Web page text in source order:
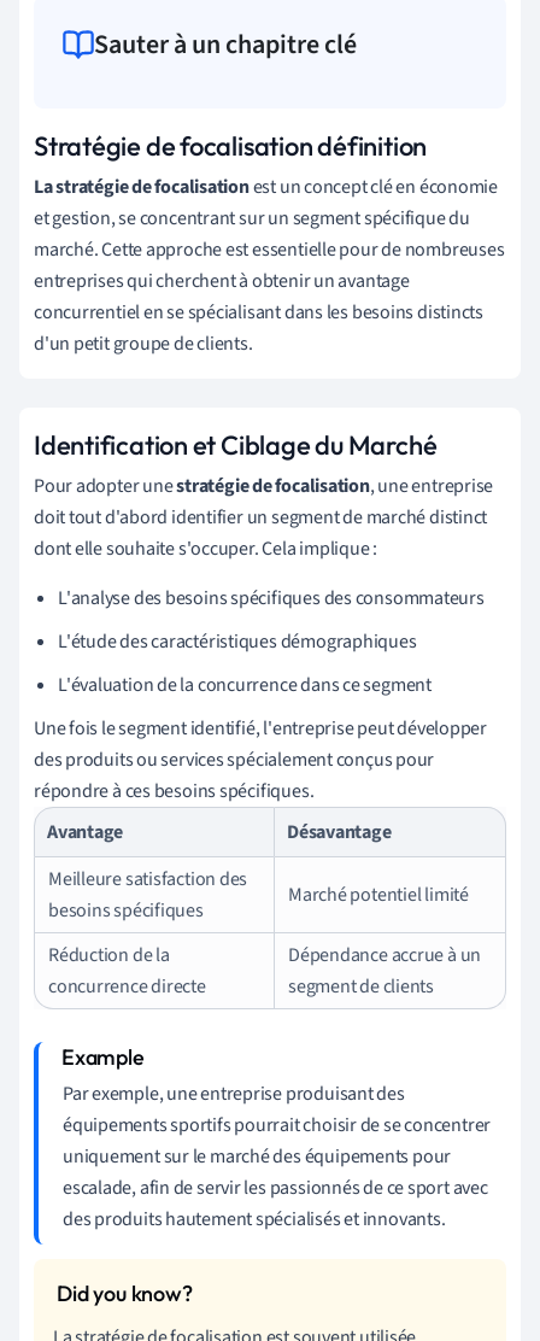
Sauter à un chapitre clé
Stratégie de focalisation définition
La stratégie de focalisationest un concept clé en économie
et gestion, se concentrant sur un segment spécifique du
marché. Cette approche est essentielle pour de nombreuses
entreprises qui cherchent à obtenir un avantage
concurrentiel en se spécialisant dans les besoins distincts
d'un petit groupe de clients.
Identification et Ciblage du Marché
Pour adopter unestratégie de focalisation, une entreprise
doit tout d'abord identifier un segment de marché distinct
dont elle souhaite s'occuper. Cela implique :
L'analyse des besoins spécifiques des consommateurs
L'étude des caractéristiques démographiques
L'évaluation de la concurrence dans ce segment
Une fois le segment identifié, l'entreprise peut développer
des produits ou services spécialement conçus pour
répondre à ces besoins spécifiques.
Avantage
Désavantage
Meilleure satisfaction des
besoins spécifiques
Marché potentiel limité
Réduction de la
concurrence directe
Dépendance accrue à un
segment de clients
Par exemple, une entreprise produisant des
équipements sportifs pourrait choisir de se concentrer
uniquement sur le marché des équipements pour
escalade, afin de servir les passionnés de ce sport avec
des produits hautement spécialisés et innovants.